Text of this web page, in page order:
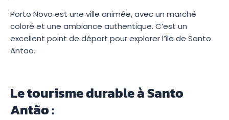
Porto Novo est une ville animée, avec un marché
coloré et une ambiance authentique. C’est un
excellent point de départ pour explorer l’île de Santo
Antao.
Le tourisme durable à Santo
Antão :